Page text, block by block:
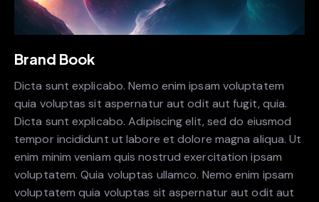
Brand Book
Dicta sunt explicabo. Nemo enim ipsam voluptatem
quia voluptas sit aspernatur aut odit aut fugit, quia.
Dicta sunt explicabo. Adipiscing elit, sed do eiusmod
tempor incididunt ut labore et dolore magna aliqua. Ut
enim minim veniam quis nostrud exercitation ipsam
voluptatem. Quia voluptas ullamco. Nemo enim ipsam
voluptatem quia voluptas sit aspernatur aut odit aut